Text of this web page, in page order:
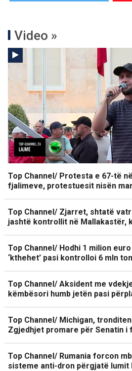
Video »
Top Channel/ Protesta e 67-të
fjalimeve, protestuesit nisën
Top Channel/ Zjarret, shtatë
jashtë kontrollit në Mallakastër,
Top Channel/ Hodhi 1 milion
‘kthehet’ pasi kontrolloi 6 mln
Top Channel/ Aksident me
këmbësori humb jetën pasi
Top Channel/ Michigan,
Zgjedhjet promare për Senatin i
Top Channel/ Rumania forcon
sisteme anti-dron përgjatë lumit